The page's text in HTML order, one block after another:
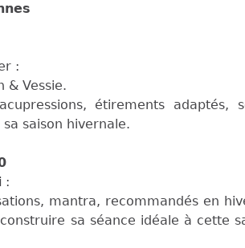
:
& Vessie.
étirements adaptés,
saison hivernale.
:
mantra, recommandés en
sa séance idéale à cette